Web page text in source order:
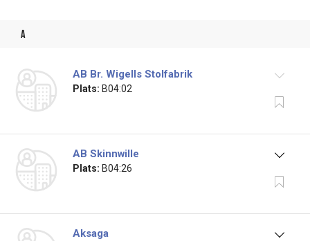
a
AB Br. Wigells Stolfabrik
Plats: B04:02
AB Skinnwille
Plats: B04:26
Aksaga